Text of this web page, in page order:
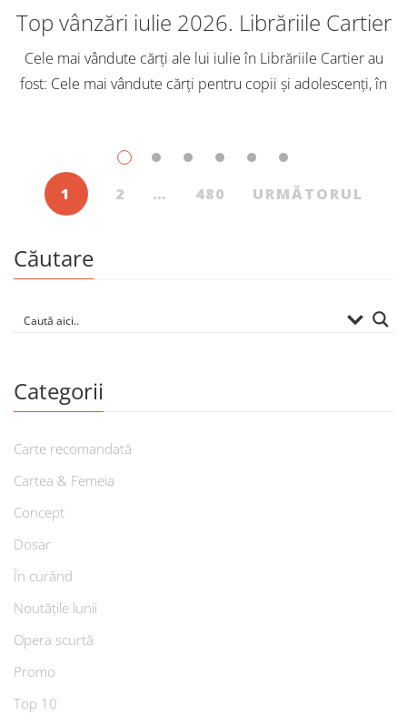
Top vânzări iulie 2026. Librăriile Cartier
Cele mai vândute cărți ale lui iulie în Librăriile Cartier au
fost: Cele mai vândute cărți pentru copii și adolescenți, în
1 2 … 480 URMĂTORUL
Căutare
Categorii
Carte recomandată
Cartea & Femeia
Concept
Dosar
În curând
Noutățile lunii
Opera scurtă
Promo
Top 10